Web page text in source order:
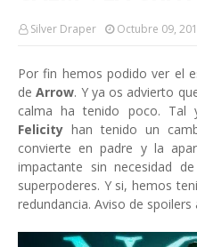
Silver Draper Octubre 09,
Por fin hemos podido ver el
de Arrow. Y ya os advierto
calma ha tenido poco. Tal
Felicity han tenido un
convierte en padre y la
impactante sin necesidad
superpoderes. Y si, hemos
redundancia. Aviso de